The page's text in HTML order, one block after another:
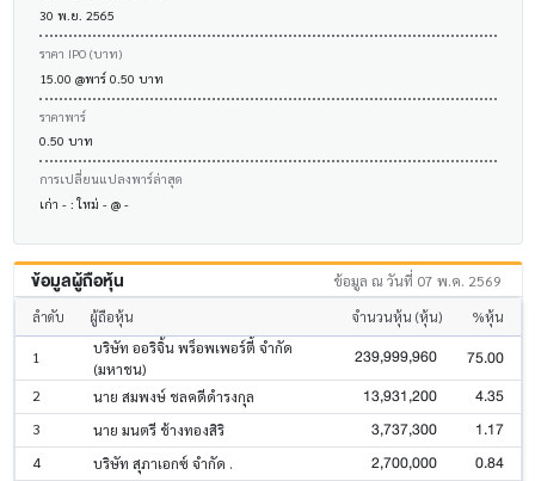
30 พ.ย. 2565
ราคา IPO (บาท)
15.00 @พาร์ 0.50 บาท
ราคาพาร์
0.50 บาท
การเปลี่ยนแปลงพาร์ล่าสุด
เก่า - : ใหม่ - @ -
ข้อมูลผู้ถือหุ้น ข้อมูล ณ วันที่ 07 พ.ค. 2569
ลำดับ ผู้ถือหุ้น จำนวนหุ้น (หุ้น) %หุ้น
1
บริษัท ออริจิ้น พร็อพเพอร์ตี้ จำกัด
(มหาชน)
239,999,960 75.00
2 นาย สมพงษ์ ชลคดีดำรงกุล 13,931,200 4.35
3 นาย มนตรี ช้างทองสิริ 3,737,300 1.17
4 บริษัท สุภาเอกซ์ จำกัด . 2,700,000 0.84